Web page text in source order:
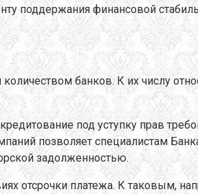
поддержания финансовой
банков. К их числу
под уступку прав
позволяет специалистам
задолженностью.
отсрочки платежа. К таковым,